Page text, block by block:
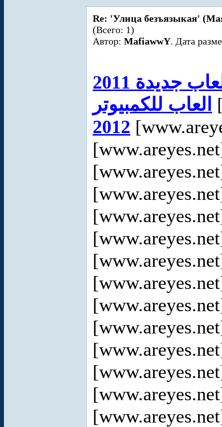
Re: 'Улица безъязыкая'
(Всего: 1)
Автор: MafiawwY. Дата
جديدة 2011
العاب للكمبيوتر
2012